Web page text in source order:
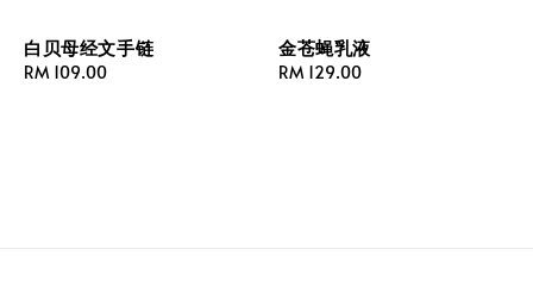
白贝母经文手链
Regular
RM 109.00
金苍蝇乳液
Regular
RM 129.00